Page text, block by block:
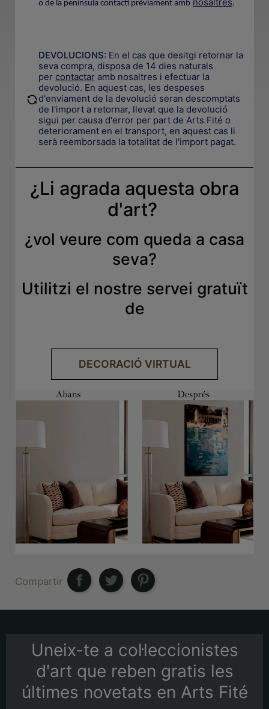
o de la península contacti prèviament amb
DEVOLUCIONS: En el cas que desitgi retornar la
seva compra, disposa de 14 dies naturals
per contactar amb nosaltres i efectuar la
devolució. En aquest cas, les despeses
d'enviament de la devolució seran descomptats
de l'import a retornar, llevat que la devolució
sigui per causa d'error per part de Arts Fité o
deteriorament en el transport, en aquest cas li
serà reemborsada la totalitat de l'import pagat.
¿Li agrada aquesta obra
d'art?
¿vol veure com queda a casa
seva?
Utilitzi el nostre servei gratuït
de
DECORACIÓ VIRTUAL
Compartir
Uneix-te a col·leccionistes
d'art que reben gratis les
últimes novetats en Arts Fité